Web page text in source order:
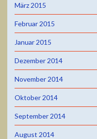
März 2015
Februar 2015
Januar 2015
Dezember 2014
November 2014
Oktober 2014
September 2014
August 2014